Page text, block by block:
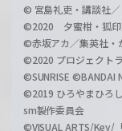
© 宮島礼吏・講談社
©2020 夕蜜柑・狐印
©赤坂アカ／集英社・
©2020 プロジェクト
©SUNRISE ©BANDAI
©2019 ひろやまひろ
sm製作委員会
©VISUAL ARTS/Key/